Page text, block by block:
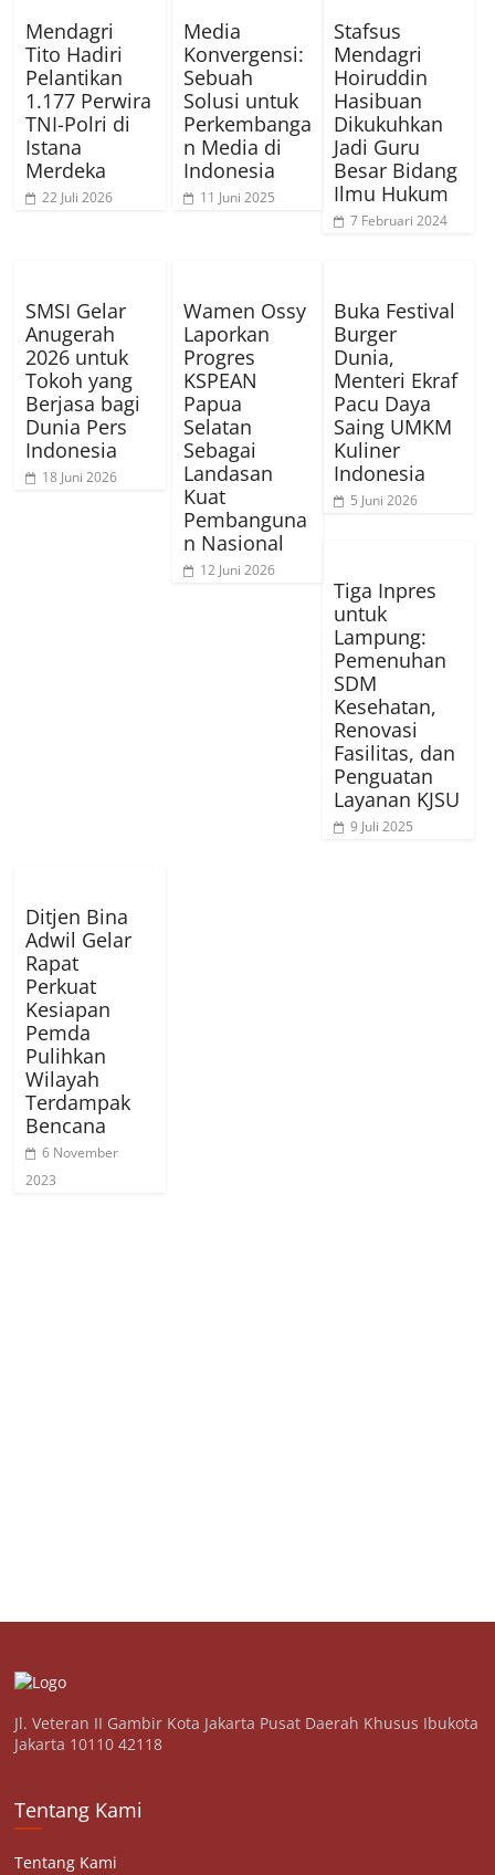
Mendagri
Tito Hadiri
Pelantikan
1.177 Perwira
TNI-Polri di
Istana
Merdeka
22 Juli 2026
Media
Konvergensi:
Sebuah
Solusi untuk
Perkembanga
n Media di
Indonesia
11 Juni 2025
Stafsus
Mendagri
Hoiruddin
Hasibuan
Dikukuhkan
Jadi Guru
Besar Bidang
Ilmu Hukum
7 Februari 2024
SMSI Gelar
Anugerah
2026 untuk
Tokoh yang
Berjasa bagi
Dunia Pers
Indonesia
18 Juni 2026
Wamen Ossy
Laporkan
Progres
KSPEAN
Papua
Selatan
Sebagai
Landasan
Kuat
Pembanguna
n Nasional
12 Juni 2026
Buka Festival
Burger
Dunia,
Menteri Ekraf
Pacu Daya
Saing UMKM
Kuliner
Indonesia
5 Juni 2026
Tiga Inpres
untuk
Lampung:
Pemenuhan
SDM
Kesehatan,
Renovasi
Fasilitas, dan
Penguatan
Layanan KJSU
9 Juli 2025
Ditjen Bina
Adwil Gelar
Rapat
Perkuat
Kesiapan
Pemda
Pulihkan
Wilayah
Terdampak
Bencana
6 November
2023
Jl. Veteran II Gambir Kota Jakarta Pusat Daerah Khusus Ibukota
Jakarta 10110 42118
Tentang Kami
Tentang Kami